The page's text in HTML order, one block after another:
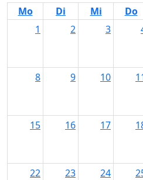
Mo Di Mi Do
1
2 3
8 9 10
15 16 17
22 23 24